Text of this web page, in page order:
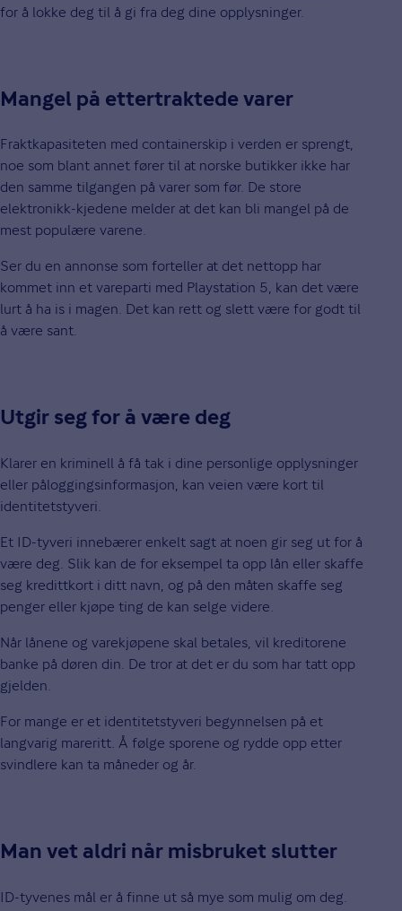
for å lokke deg til å gi fra deg dine opplysninger.
Mangel på ettertraktede varer
Fraktkapasiteten med containerskip i verden er sprengt,
noe som blant annet fører til at norske butikker ikke har
den samme tilgangen på varer som før. De store
elektronikk-kjedene melder at det kan bli mangel på de
mest populære varene.
Ser du en annonse som forteller at det nettopp har
kommet inn et vareparti med Playstation 5, kan det være
lurt å ha is i magen. Det kan rett og slett være for godt til
å være sant.
Utgir seg for å være deg
Klarer en kriminell å få tak i dine personlige opplysninger
eller påloggingsinformasjon, kan veien være kort til
identitetstyveri.
Et ID-tyveri innebærer enkelt sagt at noen gir seg ut for å
være deg. Slik kan de for eksempel ta opp lån eller skaffe
seg kredittkort i ditt navn, og på den måten skaffe seg
penger eller kjøpe ting de kan selge videre.
Når lånene og varekjøpene skal betales, vil kreditorene
banke på døren din. De tror at det er du som har tatt opp
gjelden.
For mange er et identitetstyveri begynnelsen på et
langvarig mareritt. Å følge sporene og rydde opp etter
svindlere kan ta måneder og år.
Man vet aldri når misbruket slutter
ID-tyvenes mål er å finne ut så mye som mulig om deg.